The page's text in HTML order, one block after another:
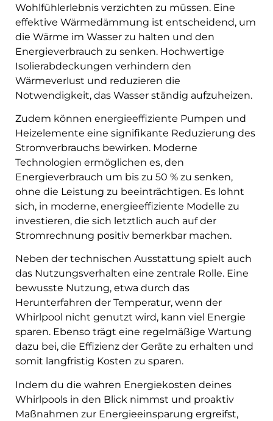
Wohlfühlerlebnis verzichten zu müssen. Eine
effektive Wärmedämmung ist entscheidend, um
die Wärme im Wasser zu halten und den
Energieverbrauch zu senken. Hochwertige
Isolierabdeckungen verhindern den
Wärmeverlust und reduzieren die
Notwendigkeit, das Wasser ständig aufzuheizen.
Zudem können energieeffiziente Pumpen und
Heizelemente eine signifikante Reduzierung des
Stromverbrauchs bewirken. Moderne
Technologien ermöglichen es, den
Energieverbrauch um bis zu 50 % zu senken,
ohne die Leistung zu beeinträchtigen. Es lohnt
sich, in moderne, energieeffiziente Modelle zu
investieren, die sich letztlich auch auf der
Stromrechnung positiv bemerkbar machen.
Neben der technischen Ausstattung spielt auch
das Nutzungsverhalten eine zentrale Rolle. Eine
bewusste Nutzung, etwa durch das
Herunterfahren der Temperatur, wenn der
Whirlpool nicht genutzt wird, kann viel Energie
sparen. Ebenso trägt eine regelmäßige Wartung
dazu bei, die Effizienz der Geräte zu erhalten und
somit langfristig Kosten zu sparen.
Indem du die wahren Energiekosten deines
Whirlpools in den Blick nimmst und proaktiv
Maßnahmen zur Energieeinsparung ergreifst,